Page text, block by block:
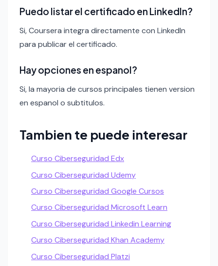
Puedo listar el certificado en LinkedIn?
Si, Coursera integra directamente con LinkedIn
para publicar el certificado.
Hay opciones en espanol?
Si, la mayoria de cursos principales tienen version
en espanol o subtitulos.
Tambien te puede interesar
Curso Ciberseguridad Edx
Curso Ciberseguridad Udemy
Curso Ciberseguridad Google Cursos
Curso Ciberseguridad Microsoft Learn
Curso Ciberseguridad Linkedin Learning
Curso Ciberseguridad Khan Academy
Curso Ciberseguridad Platzi